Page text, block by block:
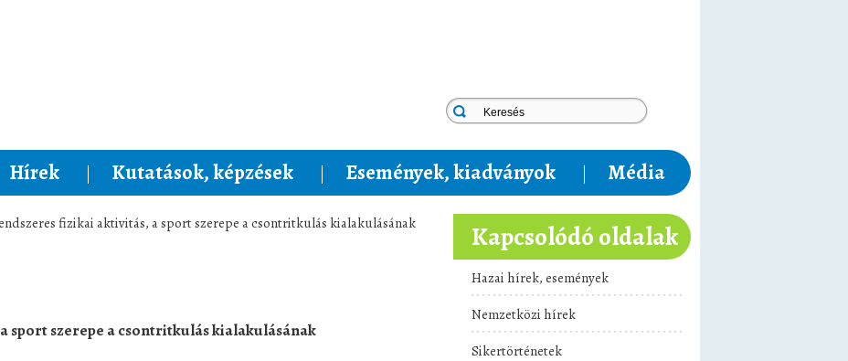
Hírek Kutatások, képzések Események, kiadványok Média
fizikai aktivitás, a sport szerepe a csontritkulás kialakulásának
sport szerepe a csontritkulás kialakulásának
Kapcsolódó oldalak
Hazai hírek, események
Nemzetközi hírek
Sikertörténetek